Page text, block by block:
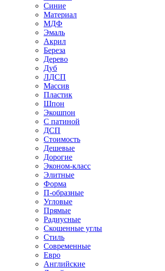
Синие
Материал
МДФ
Эмаль
Акрил
Береза
Дерево
Дуб
ЛДСП
Массив
Пластик
Шпон
Экошпон
С патиной
ДСП
Стоимость
Дешевые
Дорогие
Эконом-класс
Элитные
Форма
П-образные
Угловые
Прямые
Радиусные
Скошенные углы
Стиль
Современные
Евро
Английские